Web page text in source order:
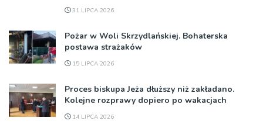
31 LIPCA 2026
Pożar w Woli Skrzydlańskiej. Bohaterska
postawa strażaków
15 LIPCA 2026
Proces biskupa Jeża dłuższy niż zakładano.
Kolejne rozprawy dopiero po wakacjach
14 LIPCA 2026